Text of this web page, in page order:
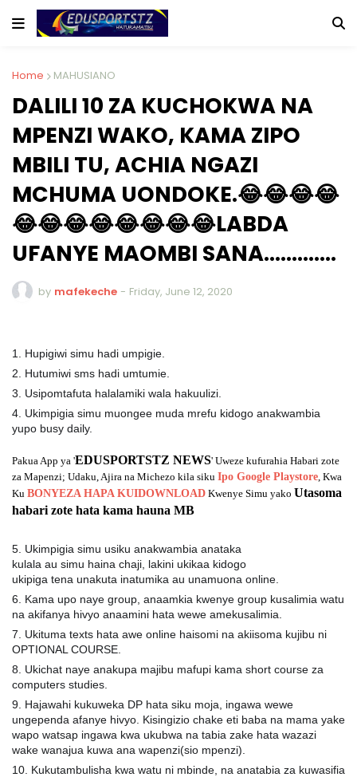
Home MAHUSIANO
DALILI 10 ZA KUCHOKWA NA
MPENZI WAKO, KAMA ZIPO
MBILI TU, ACHIA NGAZI
MCHUMA UONDOKE.😂😂😂😂
😂😂😂😂😂😂😂😂LABDA
UFANYE MAOMBI SANA.............
by mafekeche - Friday, June 12, 2020
1. Hupigiwi simu hadi umpigie.
2. Hutumiwi sms hadi umtumie.
3. Usipomtafuta halalamiki wala hakuulizi.
4. Ukimpigia simu muongee muda mrefu kidogo anakwambia
yupo busy daily.
Pakua App ya 'EDUSPORTSTZ NEWS' Uweze kufurahia Habari zote
za Mapenzi; Udaku, Ajira na Michezo kila siku Ipo Google Playstore, Kwa
Ku BONYEZA HAPA KUIDOWNLOAD Kwenye Simu yako Utasoma
habari zote hata kama hauna MB
5. Ukimpigia simu usiku anakwambia anataka
kulala au simu haina chaji, lakini ukikaa kidogo
ukipiga tena unakuta inatumika au unamuona online.
6. Kama upo naye group, anaamkia kwenye group kusalimia watu
na akifanya hivyo anaamini hata wewe amekusalimia.
7. Ukituma texts hata awe online haisomi na akiisoma kujibu ni
OPTIONAL COURSE.
8. Ukichat naye anakupa majibu mafupi kama short course za
computers studies.
9. Hajawahi kukuweka DP hata siku moja, ingawa wewe
ungependa afanye hivyo. Kisingizio chake eti baba na mama yake
wapo watsap ingawa kwa ukubwa na tabia zake hata wazazi
wake wanajua kuwa ana wapenzi(sio mpenzi).
10. Kukutambulisha kwa watu ni mbinde, na anatabia za kuwasifia